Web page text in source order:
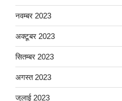
नवम्बर 2023
अक्टूबर 2023
सितम्बर 2023
अगस्त 2023
जुलाई 2023